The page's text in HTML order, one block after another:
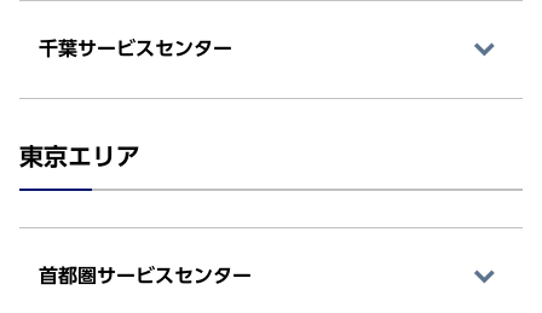
千葉サービスセンター
東京エリア
首都圏サービスセンター